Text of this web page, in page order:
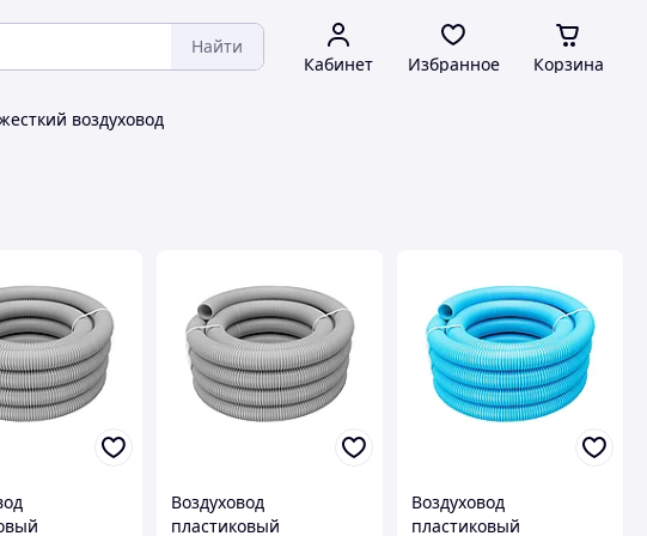
Найти
Кабинет Избранное Корзина
воздуховод
Воздуховод
пластиковый
Воздуховод
пластиковый